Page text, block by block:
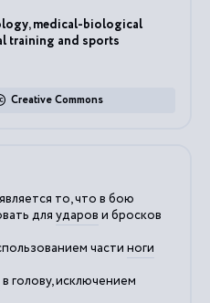
medical-biological
training and sports
Creative Commons
то, что в бою
для ударов и бросков
части ноги
в голову, исключением